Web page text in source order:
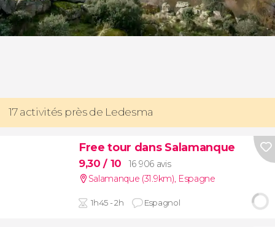
17 activités près de Ledesma
Free tour dans Salamanque
9,30/ 10
16 906 avis
Salamanque (31.9km) Espagne
1h45 - 2h Espagnol